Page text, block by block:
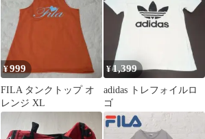
¥999
FILA タンクトップ オ
レンジ XL
¥1,399
adidas トレフォイルロ
ゴ